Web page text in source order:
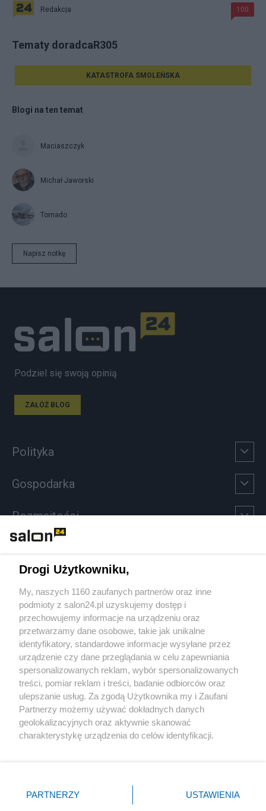
Redakcja 100
Tematy doradcaR305
KATASTROFA SMOLEŃSKA
Blogi na ten temat
Maciaszczyk
Michał Jaworski
Tornado
Napisz notkę
Podziel się swoją opinią
ZAŁÓŻ BLOG
Polityka
Gospodarka
Rozmaitości
Sport
Społeczeństwo
Kultura
X Facebook Instagram Youtube
Drogi Użytkowniku,
My, naszych 1160 zaufanych partnerów oraz inne
podmioty z salon24.pl uzyskujemy dostęp i
przechowujemy informacje na urządzeniu oraz
przetwarzamy dane osobowe, takie jak unikalne
identyfikatory, standardowe informacje wysyłane przez
urządzenie czy dane przeglądania w celu zapewniania
spersonalizowanych reklam, wybór spersonalizowanych
treści, pomiar reklam i treści, badanie odbiorców oraz
ulepszanie usług. Za zgodą Użytkownika my i Zaufani
Partnerzy możemy używać dokładnych danych
geolokalizacyjnych oraz aktywnie skanować
charakterystykę urządzenia do celów identyfikacji.
zmienić/wycofać klikając przycisk ustawień prywatności
znajdujący się w lewym dolnym rogu strony
PARTNERZY USTAWIENIA